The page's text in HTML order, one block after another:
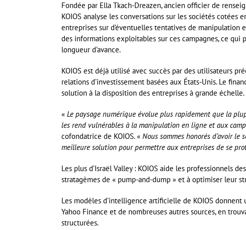
Fondée par Ella Tkach-Dreazen, ancien officier de
KOIOS analyse les conversations sur les sociétés
entreprises sur d’éventuelles tentatives de manipulation
des informations exploitables sur ces campagnes, ce
longueur d’avance.
KOIOS est déjà utilisé avec succès par des utilisateurs
relations d’investissement basées aux États-Unis. Le
solution à la disposition des entreprises à grande échelle.
« Le paysage numérique évolue plus rapidement que la
les rend vulnérables à la manipulation en ligne et aux
cofondatrice de KOIOS. « Nous sommes honorés d’avoir
meilleure solution pour permettre aux entreprises de se
Les plus d’Israël Valley : KOIOS aide les professionnels
stratagèmes de « pump-and-dump » et à optimiser leur
Les modèles d’intelligence artificielle de KOIOS
Yahoo Finance et de nombreuses autres sources, en
structurées.